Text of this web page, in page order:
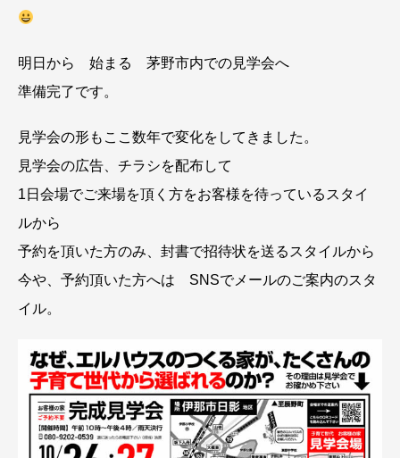
明日から 始まる 茅野市内での見学会へ
準備完了です。
見学会の形もここ数年で変化をしてきました。
見学会の広告、チラシを配布して
1日会場でご来場を頂く方をお客様を待っているスタイ
ルから
予約を頂いた方のみ、封書で招待状を送るスタイルから
今や、予約頂いた方へは SNSでメールのご案内のスタ
イル。